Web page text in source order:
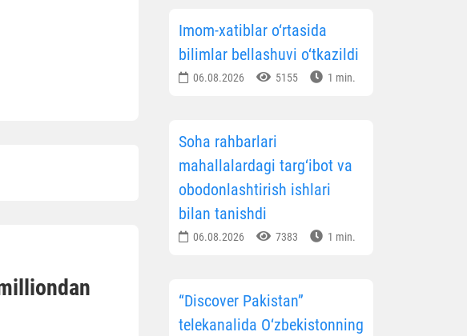
Imom-xatiblar o‘rtasida
bilimlar bellashuvi o‘tkazildi
06.08.2026 5155 1 min.
Soha rahbarlari
mahallalardagi targ‘ibot va
obodonlashtirish ishlari
bilan tanishdi
06.08.2026 7383 1 min.
“Discover Pakistan”
telekanalida O‘zbekistonning